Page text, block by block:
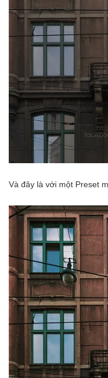
Và đây là với một Preset